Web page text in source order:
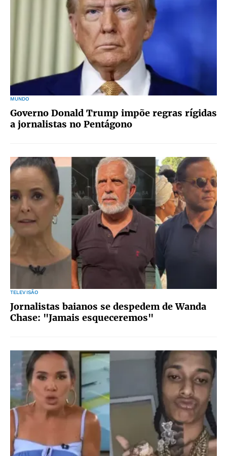
MUNDO
Governo Donald Trump impõe regras rígidas
a jornalistas no Pentágono
TELEVISÃO
Jornalistas baianos se despedem de Wanda
Chase: "Jamais esqueceremos"